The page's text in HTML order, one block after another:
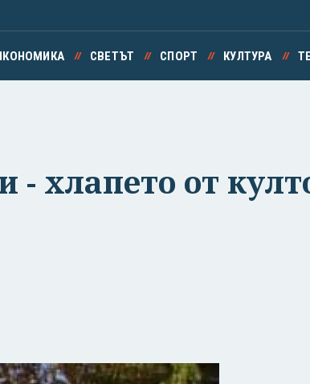
СВЕТЪТ СПОРТ КУЛТУРА
хлапето от